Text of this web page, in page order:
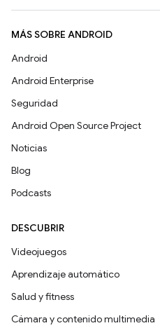
MÁS SOBRE ANDROID
Android
Android Enterprise
Seguridad
Android Open Source Project
Noticias
Blog
Podcasts
DESCUBRIR
Videojuegos
Aprendizaje automático
Salud y fitness
Cámara y contenido multimedia